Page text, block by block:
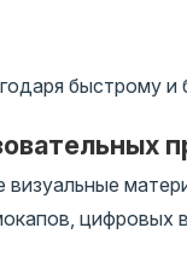
быстрому и
цифровых